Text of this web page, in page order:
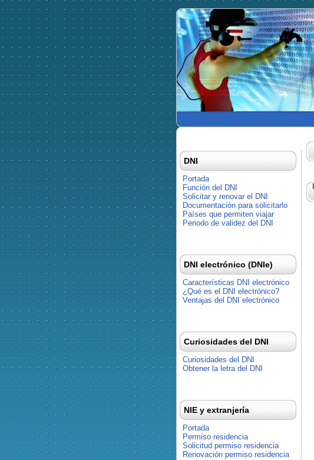
DNI
Portada
Función del DNI
Solicitar y renovar el DNI
Documentación para solicitarlo
Países que permiten viajar
Periodo de validez del DNI
DNI electrónico (DNIe)
Características DNI electrónico
¿Qué es el DNI electrónico?
Ventajas del DNI electrónico
Curiosidades del DNI
Curiosidades del DNI
Obtener la letra del DNI
NIE y extranjería
Portada
Permiso residencia
Solicitud permiso residencia
Renovación permiso residencia